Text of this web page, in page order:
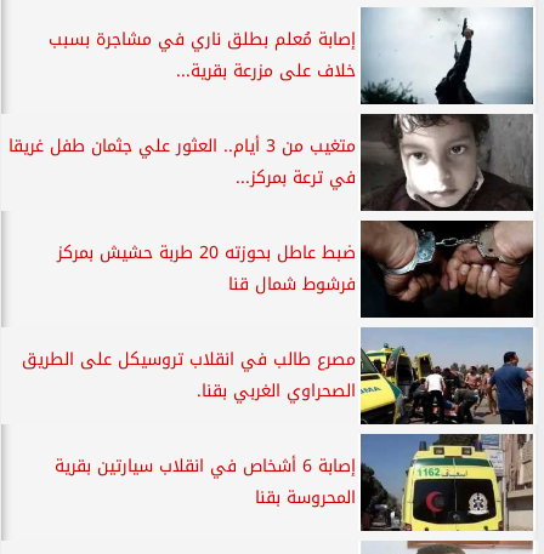
إصابة مُعلم بطلق ناري في مشاجرة بسبب
خلاف على مزرعة بقرية...
متغيب من 3 أيام.. العثور علي جثمان طفل غريقا
في ترعة بمركز...
ضبط عاطل بحوزته 20 طربة حشيش بمركز
فرشوط شمال قنا
مصرع طالب في انقلاب تروسيكل على الطريق
الصحراوي الغربي بقنا.
إصابة 6 أشخاص في انقلاب سيارتين بقرية
المحروسة بقنا